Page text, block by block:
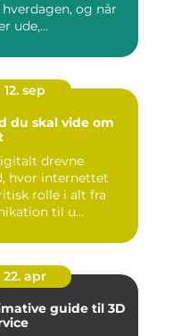
og når
ude,...
12. sep
du skal vide om
drevne
hvor internettet
rolle i alt fra
til u...
22. apr
guide til 3D